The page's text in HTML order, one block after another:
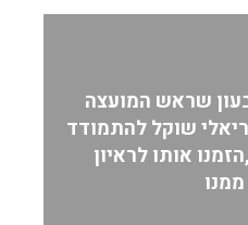
שראש המועצה
שוקל להתמודד
אותו לראיון